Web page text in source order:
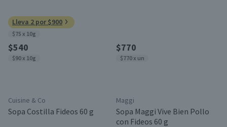
Lleva 2 por $900
$75 x 10g
$540
$90 x 10g
Cuisine & Co
Sopa Costilla Fideos 60 g
$770
$770 x un
Maggi
Sopa Maggi Vive Bien Pollo
con Fideos 60 g